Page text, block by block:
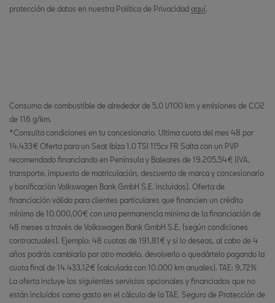
protección de datos en nuestra Política de Privacidad aquí.
Consumo de combustible de alrededor de 5,0 l/100 km y emisiones de CO2
de 116 g/km.
*Consulta condiciones en tu concesionario. Ultima cuota del mes 48 por
14.433€ Oferta para un Seat Ibiza 1.0 TSI 115cv FR Salta con un PVP
recomendado financiando en Península y Baleares de 19.205,54€ (IVA,
transporte, impuesto de matriculación, descuento de marca y concesionario
y bonificación Volkswagen Bank GmbH S.E. incluidos). Oferta de
financiación válida para clientes particulares que financien un crédito
mínimo de 10.000,00€ con una permanencia mínima de la financiación de
48 meses a través de Volkswagen Bank GmbH S.E. (según condiciones
contractuales). Ejemplo: 48 cuotas de 191,81€ y si lo deseas, al cabo de 4
años podrás cambiarlo por otro modelo, devolverlo o quedártelo pagando la
cuota final de 14.433,12€ (calculada con 10.000 km anuales). TAE: 9,72%
La oferta incluye los siguientes servicios opcionales y financiados que no
están incluidos como gasto en el cálculo de la TAE. Seguro de Protección de